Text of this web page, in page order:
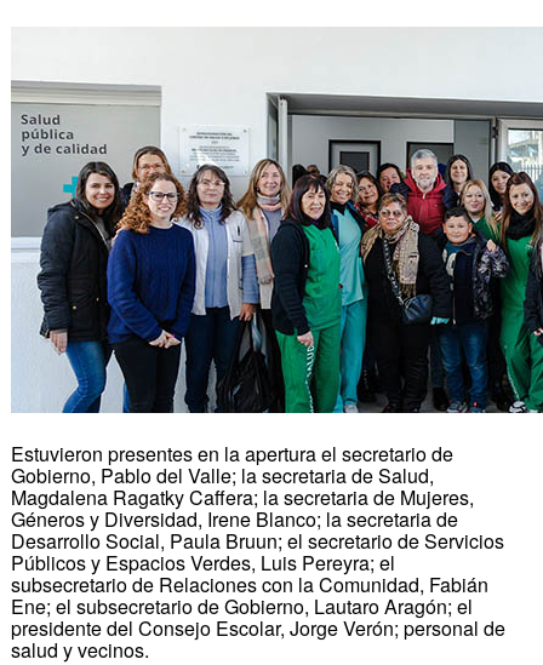
Estuvieron presentes en la apertura el secretario de
Gobierno, Pablo del Valle; la secretaria de Salud,
Magdalena Ragatky Caffera; la secretaria de Mujeres,
Géneros y Diversidad, Irene Blanco; la secretaria de
Desarrollo Social, Paula Bruun; el secretario de Servicios
Públicos y Espacios Verdes, Luis Pereyra; el
subsecretario de Relaciones con la Comunidad, Fabián
Ene; el subsecretario de Gobierno, Lautaro Aragón; el
presidente del Consejo Escolar, Jorge Verón; personal de
salud y vecinos.